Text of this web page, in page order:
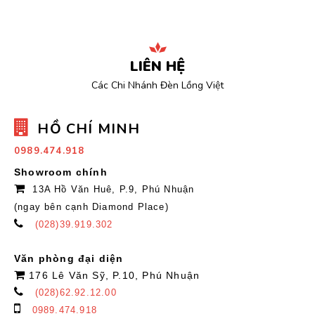
LIÊN HỆ
Các Chi Nhánh Đèn Lồng Việt
HỒ CHÍ MINH
0989.474.918
Showroom chính
13A Hồ Văn Huê, P.9, Phú Nhuận
(ngay bên cạnh Diamond Place)
(028)39.919.302
Văn phòng đại diện
176 Lê Văn Sỹ, P.10, Phú Nhuận
(028)62.92.12.00
0989.474.918